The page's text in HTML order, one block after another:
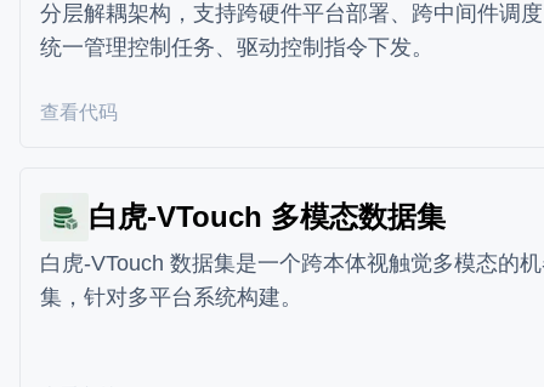
分层解耦架构，支持跨硬件平台部署、跨中间件调
统一管理控制任务、驱动控制指令下发。
查看代码
白虎-VTouch 多模态数据集
白虎-VTouch 数据集是一个跨本体视触觉多模态的
集，针对多平台系统构建。